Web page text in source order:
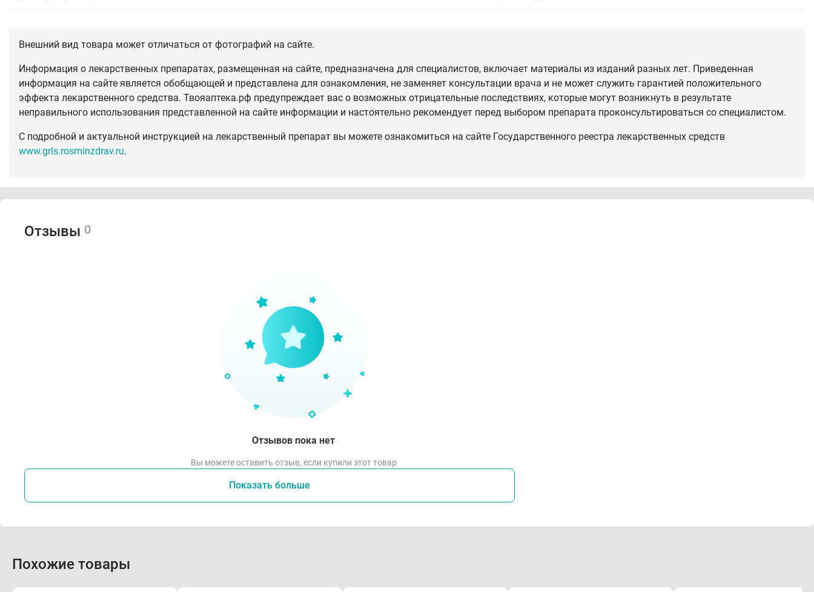
Внешний вид товара может отличаться от фотографий на сайте.
Информация о лекарственных препаратах, размещенная на сайте, предназначена для специалистов, включает материалы из изданий разных лет. Приведенная
информация на сайте является обобщающей и представлена для ознакомления, не заменяет консультации врача и не может служить гарантией положительного
эффекта лекарственного средства. Твояаптека.рф предупреждает вас о возможных отрицательные последствиях, которые могут возникнуть в результате
неправильного использования представленной на сайте информации и настоятельно рекомендует перед выбором препарата проконсультироваться со специалистом.
С подробной и актуальной инструкцией на лекарственный препарат вы можете ознакомиться на сайте Государственного реестра лекарственных средств
www.grls.rosminzdrav.ru.
Отзывы 0
Отзывов пока нет
Вы можете оставить отзыв, если купили этот товар
Показать больше
Похожие товары